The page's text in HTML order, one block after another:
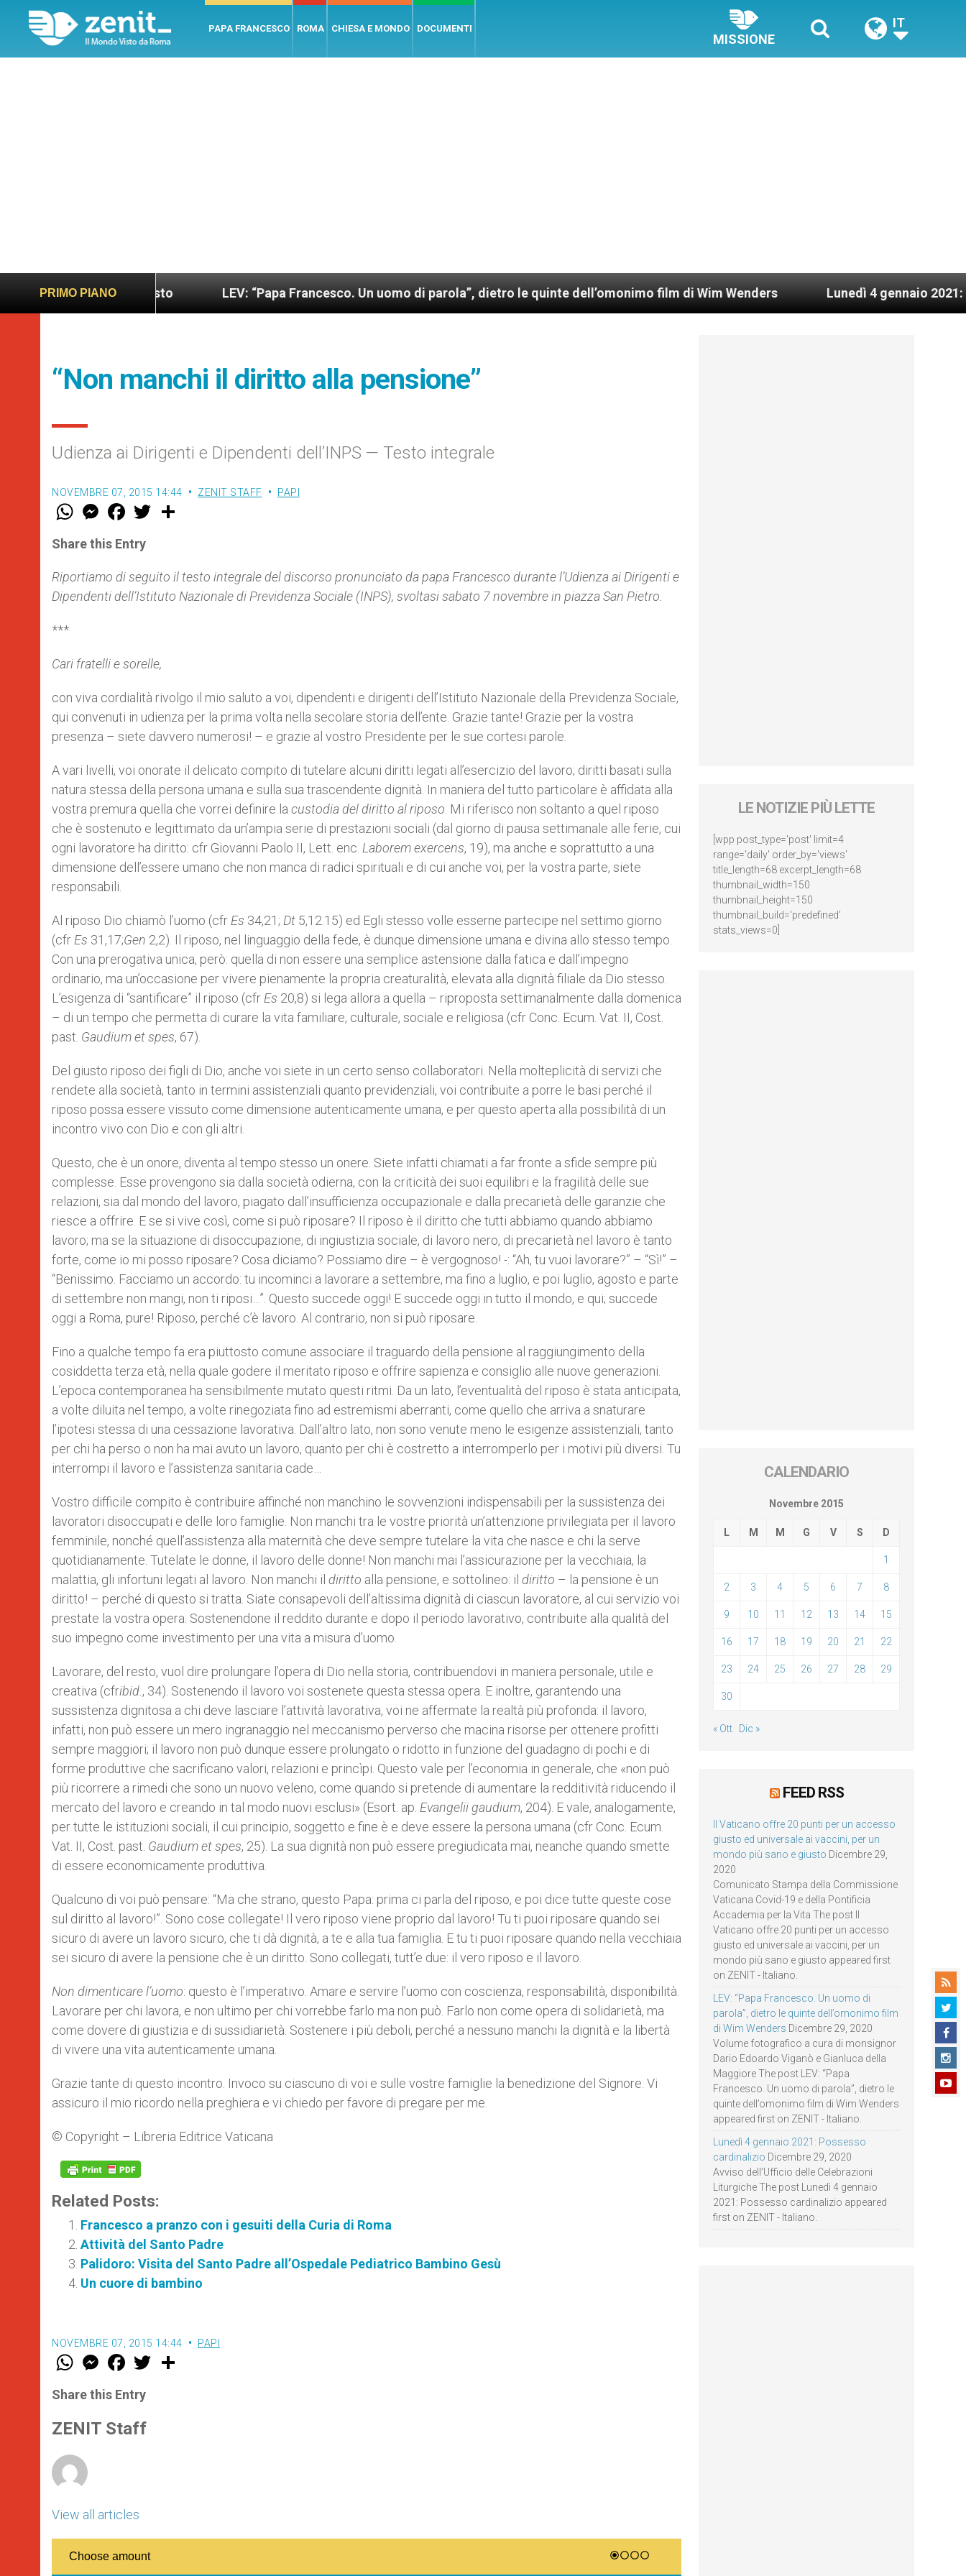
PAPA FRANCESCO ROMA CHIESA E MONDO DOCUMENTI
MISSIONE
IT
PRIMO PIANO
sano e giusto LEV: “Papa Francesco. Un uomo di parola”, dietro le quinte dell’omonimo film di Wim Wenders Lunedì 4 gennaio 2021: Possesso
“Non manchi il diritto alla pensione”
Udienza ai Dirigenti e Dipendenti dell’INPS — Testo integrale
NOVEMBRE 07, 2015 14:44 ZENIT STAFF PAPI
W
t
s
p
p
M
e
s
e
g
e
r
F
a
e
b
o
k
w
r
Share this Entry
Riportiamo di seguito il testo integrale del discorso pronunciato da papa Francesco durante l’Udienza ai Dirigenti e
Dipendenti dell’Istituto Nazionale di Previdenza Sociale (INPS), svoltasi sabato 7 novembre in piazza San Pietro.
***
Cari fratelli e sorelle,
con viva cordialità rivolgo il mio saluto a voi, dipendenti e dirigenti dell’Istituto Nazionale della Previdenza Sociale,
qui convenuti in udienza per la prima volta nella secolare storia dell’ente. Grazie tante! Grazie per la vostra
presenza – siete davvero numerosi! – e grazie al vostro Presidente per le sue cortesi parole.
A vari livelli, voi onorate il delicato compito di tutelare alcuni diritti legati all’esercizio del lavoro; diritti basati sulla
natura stessa della persona umana e sulla sua trascendente dignità. In maniera del tutto particolare è affidata alla
vostra premura quella che vorrei definire la custodia deldiritto al riposo . Mi riferisco non soltanto a quel riposo
che è sostenuto e legittimato da un’ampia serie di prestazioni sociali (dal giorno di pausa settimanale alle ferie, cui
ogni lavoratore ha diritto: cfr Giovanni Paolo II, Lett. enc. Laborem exercens, 19), ma anche e soprattutto a una
dimensione dell’essere umano che non manca di radici spirituali e di cui anche voi, per la vostra parte, siete
responsabili.
Al riposo Dio chiamò l’uomo (cfr Es 34,21; Dt 5,12.15) ed Egli stesso volle esserne partecipe nel settimo giorno
(cfr Es 31,17;Gen 2,2). Il riposo, nel linguaggio della fede, è dunque dimensione umana e divina allo stesso tempo.
Con una prerogativa unica, però: quella di non essere una semplice astensione dalla fatica e dall’impegno
ordinario, ma un’occasione per vivere pienamente la propria creaturalità, elevata alla dignità filiale da Dio stesso.
L’esigenza di “santificare” il riposo (cfr Es 20,8) si lega allora a quella – riproposta settimanalmente dalla domenica
– di un tempo che permetta di curare la vita familiare, culturale, sociale e religiosa (cfr Conc. Ecum. Vat. II, Cost.
past. Gaudium et spes, 67).
Del giusto riposo dei figli di Dio, anche voi siete in un certo senso collaboratori. Nella molteplicità di servizi che
rendete alla società, tanto in termini assistenziali quanto previdenziali, voi contribuite a porre le basi perché il
riposo possa essere vissuto come dimensione autenticamente umana, e per questo aperta alla possibilità di un
incontro vivo con Dio e con gli altri.
Questo, che è un onore, diventa al tempo stesso un onere. Siete infatti chiamati a far fronte a sfide sempre più
complesse. Esse provengono sia dalla società odierna, con la criticità dei suoi equilibri e la fragilità delle sue
relazioni, sia dal mondo del lavoro, piagato dall’insufficienza occupazionale e dalla precarietà delle garanzie che
riesce a offrire. E se si vive così, come si può riposare? Il riposo è il diritto che tutti abbiamo quando abbiamo
lavoro; ma se la situazione di disoccupazione, di ingiustizia sociale, di lavoro nero, di precarietà nel lavoro è tanto
forte, come io mi posso riposare? Cosa diciamo? Possiamo dire – è vergognoso! -: “Ah, tu vuoi lavorare?” – “Sì!” –
“Benissimo. Facciamo un accordo: tu incominci a lavorare a settembre, ma fino a luglio, e poi luglio, agosto e parte
di settembre non mangi, non ti riposi…”. Questo succede oggi! E succede oggi in tutto il mondo, e qui; succede
oggi a Roma, pure! Riposo, perché c’è lavoro. Al contrario, non si può riposare.
Fino a qualche tempo fa era piuttosto comune associare il traguardo della pensione al raggiungimento della
cosiddetta terza età, nella quale godere il meritato riposo e offrire sapienza e consiglio alle nuove generazioni.
L’epoca contemporanea ha sensibilmente mutato questi ritmi. Da un lato, l’eventualità del riposo è stata anticipata,
a volte diluita nel tempo, a volte rinegoziata fino ad estremismi aberranti, come quello che arriva a snaturare
l’ipotesi stessa di una cessazione lavorativa. Dall’altro lato, non sono venute meno le esigenze assistenziali, tanto
per chi ha perso o non ha mai avuto un lavoro, quanto per chi è costretto a interromperlo per i motivi più diversi. Tu
interrompi il lavoro e l’assistenza sanitaria cade…
Vostro difficile compito è contribuire affinché non manchino le sovvenzioni indispensabili per la sussistenza dei
lavoratori disoccupati e delle loro famiglie. Non manchi tra le vostre priorità un’attenzione privilegiata per il lavoro
femminile, nonché quell’assistenza alla maternità che deve sempre tutelare la vita che nasce e chi la serve
quotidianamente. Tutelate le donne, il lavoro delle donne! Non manchi mai l’assicurazione per la vecchiaia, la
malattia, gli infortuni legati al lavoro. Non manchi il diritto alla pensione, e sottolineo: il diritto – la pensione è un
diritto! – perché di questo si tratta. Siate consapevoli dell’altissima dignità di ciascun lavoratore, al cui servizio voi
prestate la vostra opera. Sostenendone il reddito durante e dopo il periodo lavorativo, contribuite alla qualità del
suo impegno come investimento per una vita a misura d’uomo.
Lavorare, del resto, vuol dire prolungare l’opera di Dio nella storia, contribuendovi in maniera personale, utile e
creativa (cfribid , 34). Sostenendo il lavoro voi sostenete questa stessa opera. E inoltre, garantendo una
sussistenza dignitosa a chi deve lasciare l’attività lavorativa, voi ne affermate la realtà più profonda: il lavoro,
infatti, non può essere un mero ingranaggio nel meccanismo perverso che macina risorse per ottenere profitti
sempre maggiori; il lavoro non può dunque essere prolungato o ridotto in funzione del guadagno di pochi e di
forme produttive che sacrificano valori, relazioni e princìpi. Questo vale per l’economia in generale, che «non può
più ricorrere a rimedi che sono un nuovo veleno, come quando si pretende di aumentare la redditività riducendo il
mercato del lavoro e creando in tal modo nuovi esclusi» (Esort. ap. Evangelii gaudium, 204). E vale, analogamente,
per tutte le istituzioni sociali, il cui principio, soggetto e fine è e deve essere la persona umana (cfr Conc. Ecum.
Vat. II, Cost. past. Gaudium et spes, 25). La sua dignità non può essere pregiudicata mai, neanche quando smette
di essere economicamente produttiva.
Qualcuno di voi può pensare: “Ma che strano, questo Papa: prima ci parla del riposo, e poi dice tutte queste cose
sul diritto al lavoro!”. Sono cose collegate! Il vero riposo viene proprio dal lavoro! Tu ti puoi riposare quando sei
sicuro di avere un lavoro sicuro, che ti dà dignità, a te e alla tua famiglia. E tu ti puoi riposare quando nella vecchiaia
sei sicuro di avere la pensione che è un diritto. Sono collegati, tutt’e due: il vero riposo e il lavoro.
Non dimenticare l’uomo: questo è l’imperativo. Amare e servire l’uomo con coscienza, responsabilità, disponibilità.
Lavorare per chi lavora, e non ultimo per chi vorrebbe farlo ma non può. Farlo non come opera di solidarietà, ma
come dovere di giustizia e di sussidiarietà. Sostenere i più deboli, perché a nessuno manchi la dignità e la libertà
di vivere una vita autenticamente umana.
Grazie tante di questo incontro. Invoco su ciascuno di voi e sulle vostre famiglie la benedizione del Signore. Vi
assicuro il mio ricordo nella preghiera e vi chiedo per favore di pregare per me.
© Copyright – Libreria Editrice Vaticana
Related Posts:
Francesco a pranzo con i gesuiti della Curia di Roma
Attività del Santo Padre
Palidoro: Visita del Santo Padre all’Ospedale Pediatrico Bambino Gesù
Un cuore di bambino
NOVEMBRE 07, 2015 14:44 PAPI
W
t
s
p
p
M
e
s
e
g
e
F
a
e
b
o
k
w
Share this Entry
ZENIT Staff
View all articles
LE NOTIZIE PIÙ LETTE
[wpp post_type='post' limit=4
range='daily' order_by='views'
title_length=68 excerpt_length=68
thumbnail_width=150
thumbnail_height=150
thumbnail_build='predefined'
stats_views=0]
CALENDARIO
Novembre 2015
L M M G V S D
1
2 3 4 5 6 7 8
9 10 11 12 13 14 15
16 17 18 19 20 21 22
23 24 25 26 27 28 29
30
« Ott Dic »
FEED RSS
Il Vaticano offre 20 punti per un accesso
giusto ed universale ai vaccini, per un
mondo più sano e giusto Dicembre 29,
2020
Comunicato Stampa della Commissione
Vaticana Covid-19 e della Pontificia
Accademia per la Vita The post Il
Vaticano offre 20 punti per un accesso
giusto ed universale ai vaccini, per un
mondo più sano e giusto appeared first
on ZENIT - Italiano.
LEV: “Papa Francesco. Un uomo di
parola”, dietro le quinte dell’omonimo film
di Wim Wenders Dicembre 29, 2020
Volume fotografico a cura di monsignor
Dario Edoardo Viganò e Gianluca della
Maggiore The post LEV: “Papa
Francesco. Un uomo di parola”, dietro le
quinte dell’omonimo film di Wim Wenders
appeared first on ZENIT - Italiano.
Lunedì 4 gennaio 2021: Possesso
cardinalizio Dicembre 29, 2020
Avviso dell’Ufficio delle Celebrazioni
Liturgiche The post Lunedì 4 gennaio
2021: Possesso cardinalizio appeared
first on ZENIT - Italiano.